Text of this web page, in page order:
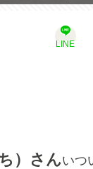
LINE
）さんいつ